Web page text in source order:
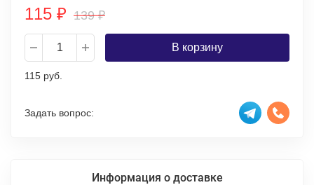
115 ₽ 139₽
В корзину
115 руб.
Задать вопрос:
Информация о доставке